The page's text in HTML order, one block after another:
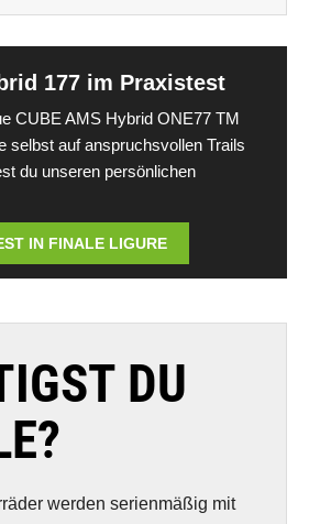
177 im Praxistest
CUBE AMS Hybrid ONE77 TM
selbst auf anspruchsvollen Trails
du unseren persönlichen
IN FINALE LIGURE
DU
werden serienmäßig mit